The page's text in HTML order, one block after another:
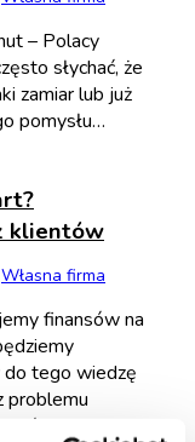
– Polacy
słychać, że
zamiar lub już
pomysłu…
klientów
Własna firma
finansów na
do tego wiedzę
problemu
pi